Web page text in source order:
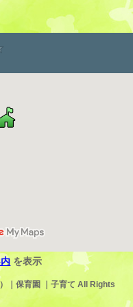
を表示
｜保育園 ｜子育て All Rights